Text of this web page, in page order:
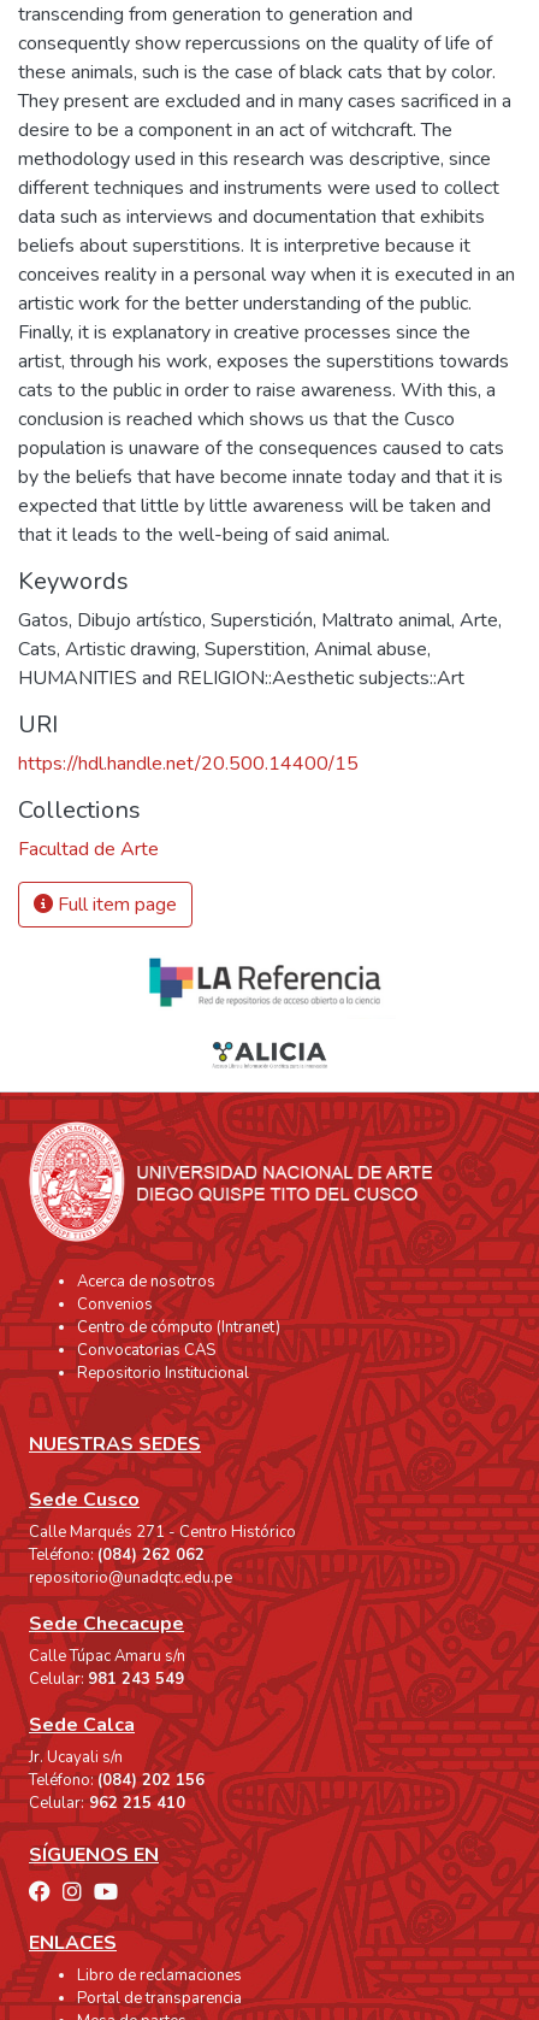
transcending from generation to generation and
consequently show repercussions on the quality of life of
these animals, such is the case of black cats that by color.
They present are excluded and in many cases sacrificed in a
desire to be a component in an act of witchcraft. The
methodology used in this research was descriptive, since
different techniques and instruments were used to collect
data such as interviews and documentation that exhibits
beliefs about superstitions. It is interpretive because it
conceives reality in a personal way when it is executed in an
artistic work for the better understanding of the public.
Finally, it is explanatory in creative processes since the
artist, through his work, exposes the superstitions towards
cats to the public in order to raise awareness. With this, a
conclusion is reached which shows us that the Cusco
population is unaware of the consequences caused to cats
by the beliefs that have become innate today and that it is
expected that little by little awareness will be taken and
that it leads to the well-being of said animal.
Keywords
Gatos, Dibujo artístico, Superstición, Maltrato animal, Arte,
Cats, Artistic drawing, Superstition, Animal abuse,
HUMANITIES and RELIGION::Aesthetic subjects::Art
URI
https://hdl.handle.net/20.500.14400/15
Collections
Facultad de Arte
Full item page
Acerca de nosotros
Convenios
Centro de cómputo (Intranet)
Convocatorias CAS
Repositorio Institucional
NUESTRAS SEDES
Sede Cusco
Calle Marqués 271 - Centro Histórico
Teléfono:(084) 262 062
repositorio@unadqtc.edu.pe
Sede Checacupe
Calle Túpac Amaru s/n
Celular: 981 243 549
Sede Calca
Jr. Ucayali s/n
Teléfono:(084) 202 156
Celular:962 215 410
SÍGUENOS EN
ENLACES
Libro de reclamaciones
Portal de transparencia